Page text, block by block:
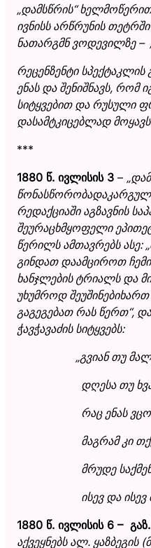
„დამსწრის“ ხელმოწერით
ივნისს არწრუნის
ნათარგმნ ვოდევილზე –
რეცენზენტი სპექტაკლის
ენას და შენიშნავს,
სიტყვებით და რუსული
დასამტკიცებლად
***
1880 წ. ივლისის 3 – „
რედაქციაში აგზავნის
შეურაცხმყოფელი
წერილს ამთავრებს ასე:„
გინდათ დაამციროთ
ხანჯლების ტრიალს და
უხუმროდ
გაგეგებათ რას წერთ“,
ჭავჭავაძის
„გვიან თუ
დღესა თუ
რაც ენას
მაგრამ კი
მრუდე
ისევ და ისევ
1880 წ. ივლისის 6 – გაზ.
აქვეყნებს ალ. ყაზბეგის